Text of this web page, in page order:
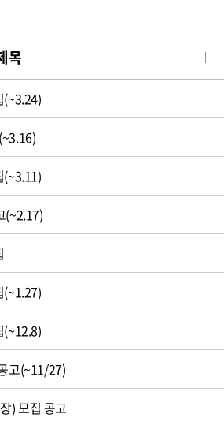
목
(~3.24)
(~3.11)
(~2.17)
(~1.27)
(~12.8)
고(~11/27)
) 모집 공고